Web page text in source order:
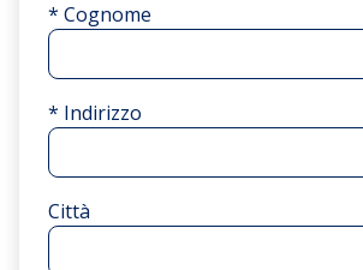
* Cognome
* Indirizzo
Città